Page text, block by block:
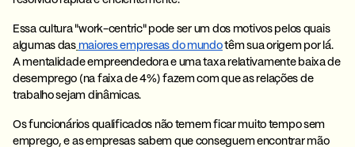
Essa cultura "work-centric" pode ser um dos motivos pelos quais
algumas das maiores empresas do mundotêm sua origem por lá.
A mentalidade empreendedora e uma taxa relativamente baixa de
desemprego (na faixa de 4%) fazem com que asrelações de
trabalho sejam dinâmicas.
Os funcionários qualificados não temem ficar muito tempo sem
emprego, e as empresas sabem que conseguem encontrar mão